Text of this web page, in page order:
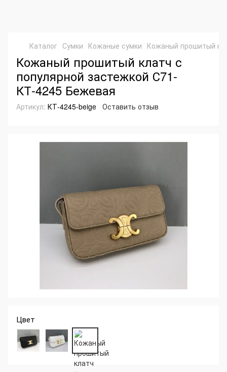
Каталог Сумки Кожаные сумки Кожаный прошитый
Кожаный прошитый клатч с
популярной застежкой С71-
КТ-4245 Бежевая
Артикул: КТ-4245-beige Оставить отзыв
Цвет